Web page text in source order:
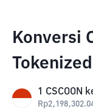
Konversi
1 CSCOON
Rp